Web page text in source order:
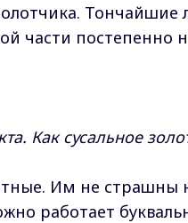
части постепенно
Как сусальное
Им не страшны
работает